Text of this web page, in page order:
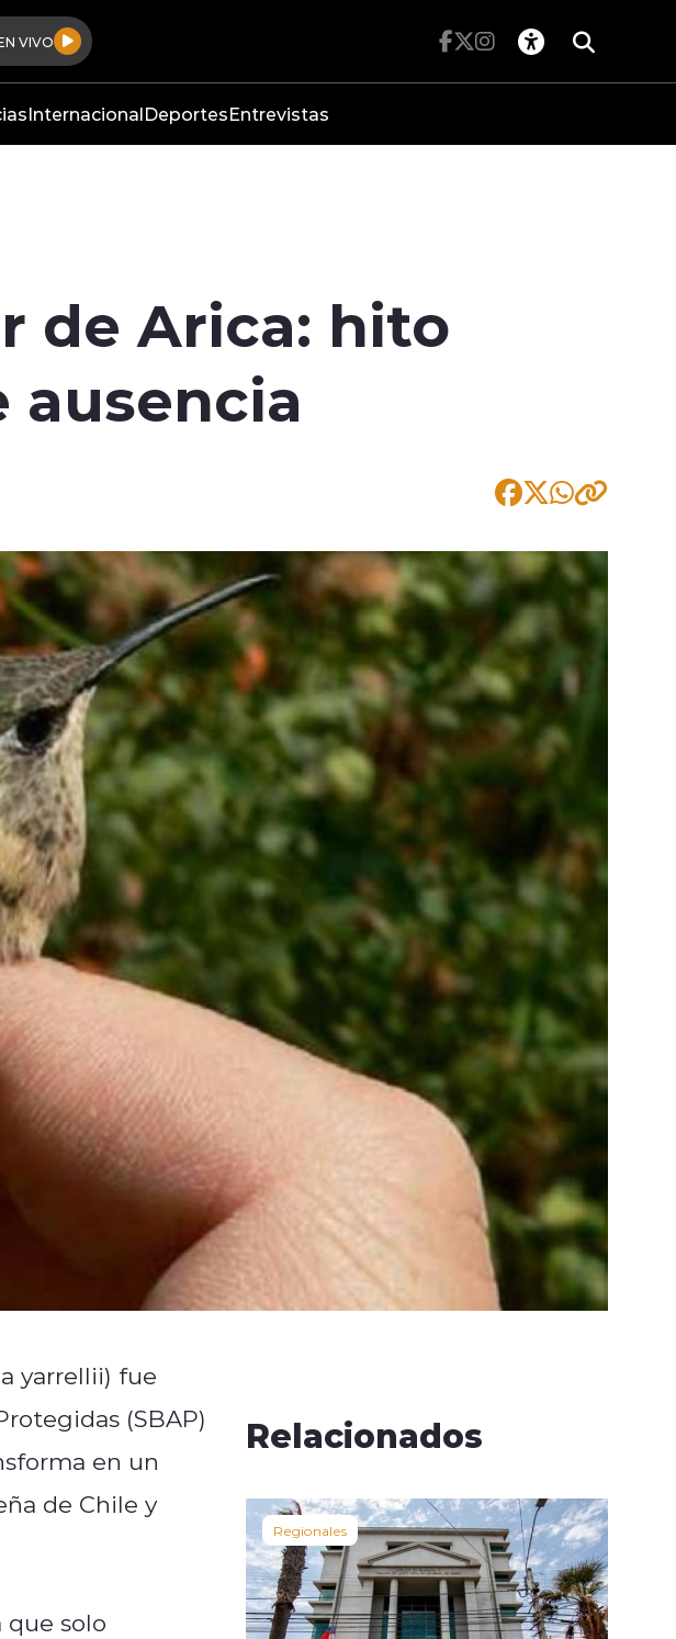
VIVO
InternacionalDeportesEntrevistas
de Arica: hito
ausencia
yarrellii) fue
(SBAP)
en un
de Chile y
que solo
Relacionados
Regionales